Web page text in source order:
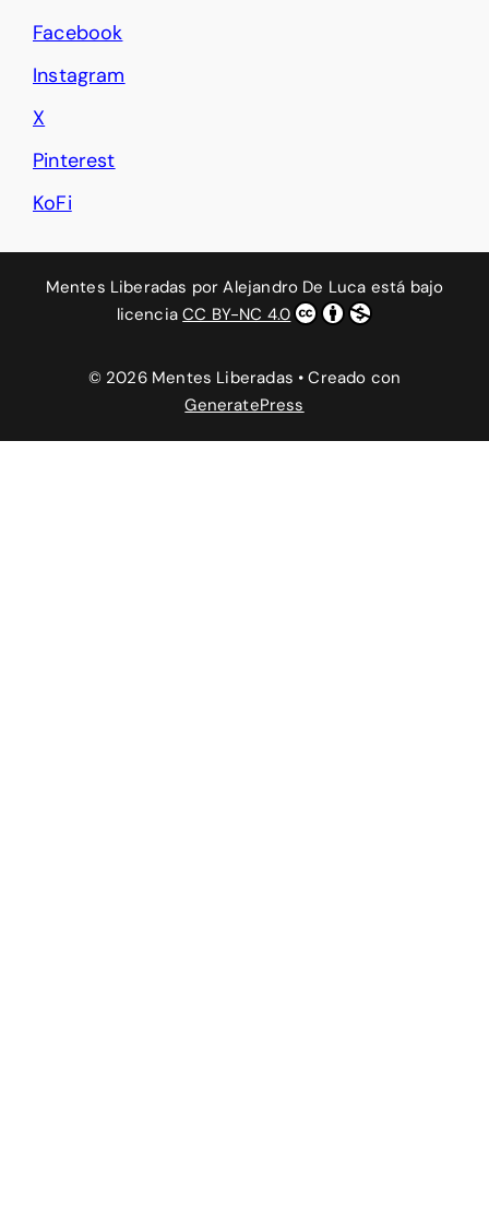
Facebook
Instagram
X
Pinterest
KoFi
Mentes Liberadas porAlejandro De Luca está bajo
licenciaCC BY-NC 4.0
© 2026 Mentes Liberadas • Creado con
GeneratePress